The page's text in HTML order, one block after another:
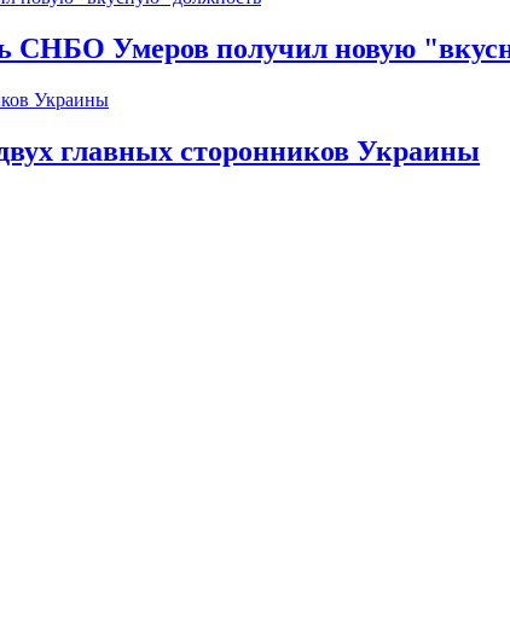
СНБО Умеров получил новую
главных сторонников Украины